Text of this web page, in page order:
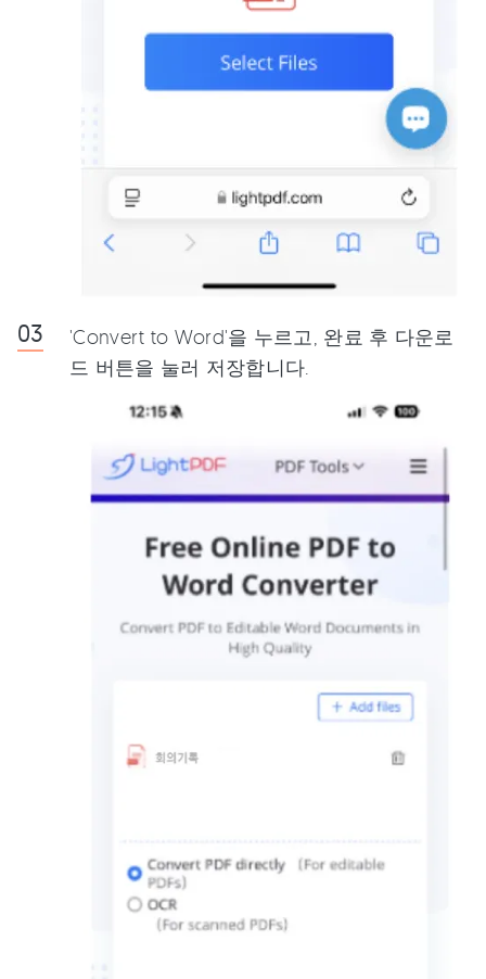
'Convert to Word'을 누르고, 완료 후 다운로
드 버튼을 눌러 저장합니다.